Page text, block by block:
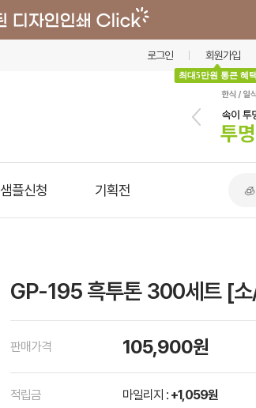
로그인 회원가입
최대5만원 통큰 혜택
샘플신청 기획전 🍲
GP-195 흑투톤 300세트 [
판매가격 105,900원
적립금 마일리지 : +1,059원